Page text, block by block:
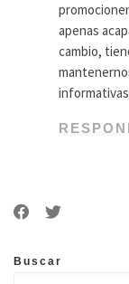
apenas
cambio,
Buscar